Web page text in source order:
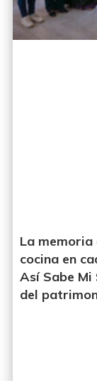
La memoria
cocina en
Así Sabe
del